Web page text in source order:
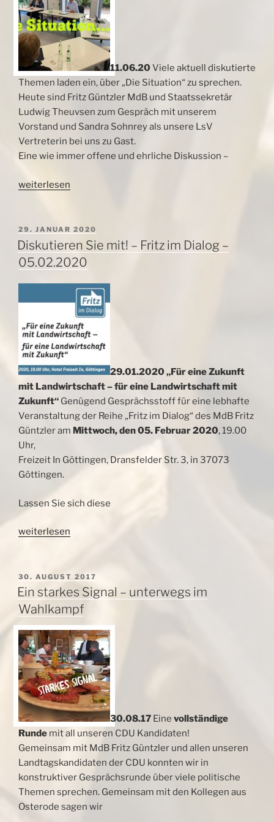
11.06.20Viele aktuell diskutierte
Themen laden ein, über „Die Situation“ zu sprechen.
Heute sind Fritz Güntzler MdB und Staatssekretär
Ludwig Theuvsen zum Gespräch mit unserem
Vorstand und Sandra Sohnrey als unsere LsV
Vertreterin bei uns zu Gast.
Eine wie immer offene und ehrliche Diskussion –
„Gespräche
mit
Güntzler
und
Theuvsen“
weiterlesen
VERÖFFENTLICHT
AM
29. JANUAR 2020
Diskutieren Sie mit! – Fritz im Dialog –
05.02.2020
29.01.2020„Für eine Zukunft
mit Landwirtschaft – für eine Landwirtschaft mit
Zukunft“ Genügend Gesprächsstoff für eine lebhafte
Veranstaltung der Reihe „Fritz im Dialog“ des MdB Fritz
Güntzler am Mittwoch, den 05. Februar 2020, 19.00
Uhr,
Freizeit In Göttingen, Dransfelder Str. 3, in 37073
Göttingen.
Lassen Sie sich diese
„Diskutieren
–
Fritz
im
Dialog
–
05.02.2020“
weiterlesen
VERÖFFENTLICHT
AM
30. AUGUST 2017
Ein starkes Signal – unterwegs im
Wahlkampf
30.08.17 Eine vollständige
Runde mit all unseren CDU Kandidaten!
Gemeinsam mit MdB Fritz Güntzler und allen unseren
Landtagskandidaten der CDU konnten wir in
konstruktiver Gesprächsrunde über viele politische
Themen sprechen. Gemeinsam mit den Kollegen aus
Osterode sagen wir